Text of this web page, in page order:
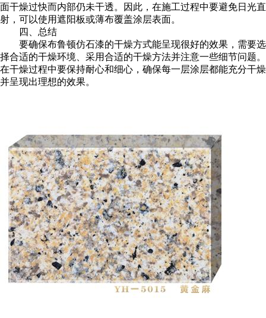
面干燥过快而内部仍未干透。因此，在施工过程中要避免日光直
射，可以使用遮阳板或薄布覆盖涂层表面。
四、总结
要确保布鲁顿仿石漆的干燥方式能呈现很好的效果，需要选
择合适的干燥环境、采用合适的干燥方法并注意一些细节问题。
在干燥过程中要保持耐心和细心，确保每一层涂层都能充分干燥
并呈现出理想的效果。